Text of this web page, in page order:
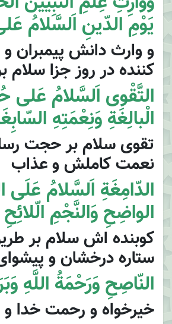
يَوْمِ الدّينِ اَلسَّلامُ
و وارث دانش پيمبران
كننده در روز جزا سلام
التَّقْوى اَلسَّلامُ عَلى
الْبالِغَةِ وَنِعْمَتِهِ
تقوى سلام بر حجت
نعمت كاملش و عذاب
الدّامِغَةِ اَلسَّلامُ عَلَى
الواضِحِ وَالنَّجْمِ الّلائِحِ
كوبنده اش سلام بر
ستاره درخشان و
النّاصِحِ وَرَحْمَةُ اللَّهِ
خيرخواه و رحمت خدا